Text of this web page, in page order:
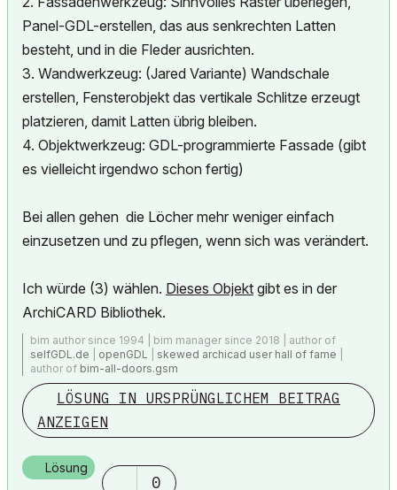
Panel-GDL-erstellen, das aus senkrechten Latten
besteht, und in die Fleder ausrichten.
3. Wandwerkzeug: (Jared Variante) Wandschale
erstellen, Fensterobjekt das vertikale Schlitze erzeugt
platzieren, damit Latten übrig bleiben.
4. Objektwerkzeug: GDL-programmierte Fassade (gibt
es vielleicht irgendwo schon fertig)
Bei allen gehen die Löcher mehr weniger einfach
einzusetzen und zu pflegen, wenn sich was verändert.
Ich würde (3) wählen. Dieses Objekt gibt es in der
ArchiCARD Bibliothek.
bim author since 1994 | bim manager since 2018 | author of
selfGDL.de
openGDL skewed archicad user hall of fame
author of bim-all-doors.gsm
LÖSUNG IN URSPRÜNGLICHEM BEITRAG
ANZEIGEN
Lösung
0